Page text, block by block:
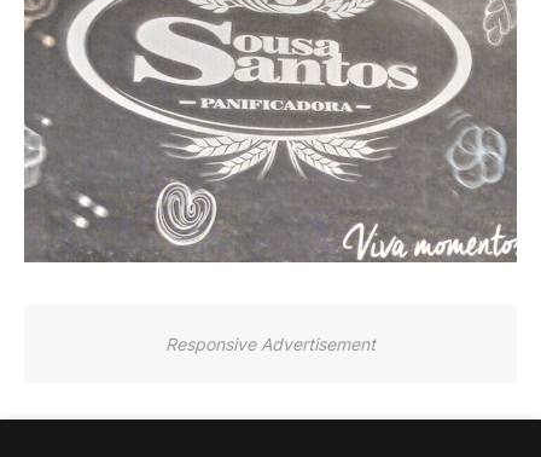
Responsive Advertisement